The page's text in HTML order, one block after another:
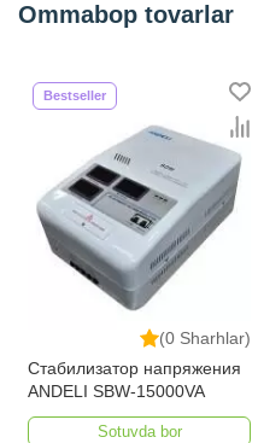
Ommabop tovarlar
(0 Sharhlar)
Bestseller
Стабилизатор напряжения
ANDELI SBW-15000VA
Sotuvda bor